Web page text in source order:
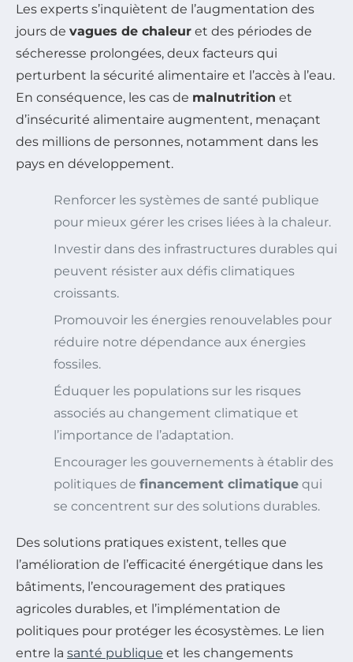
Les experts s’inquiètent de l’augmentation des
jours de vagues de chaleur et des périodes de
sécheresse prolongées, deux facteurs qui
perturbent la sécurité alimentaire et l’accès à l’eau.
En conséquence, les cas de malnutrition et
d’insécurité alimentaire augmentent, menaçant
des millions de personnes, notamment dans les
pays en développement.
Renforcer les systèmes de santé publique
pour mieux gérer les crises liées à la chaleur.
Investir dans des infrastructures durables qui
peuvent résister aux défis climatiques
croissants.
Promouvoir les énergies renouvelables pour
réduire notre dépendance aux énergies
fossiles.
Éduquer les populations sur les risques
associés au changement climatique et
l’importance de l’adaptation.
Encourager les gouvernements à établir des
politiques de financement climatique qui
se concentrent sur des solutions durables.
Des solutions pratiques existent, telles que
l’amélioration de l’efficacité énergétique dans les
bâtiments, l’encouragement des pratiques
agricoles durables, et l’implémentation de
politiques pour protéger les écosystèmes. Le lien
entre la santé publique et les changements